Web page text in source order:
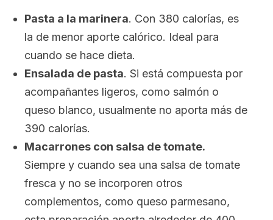
Pasta a la marinera. Con 380 calorías, es
la de menor aporte calórico. Ideal para
cuando se hace dieta.
Ensalada de pasta. Si está compuesta por
acompañantes ligeros, como salmón o
queso blanco, usualmente no aporta más de
390 calorías.
Macarrones con salsa de tomate.
Siempre y cuando sea una salsa de tomate
fresca y no se incorporen otros
complementos, como queso parmesano,